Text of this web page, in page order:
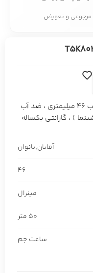
مرجوعی و تعویض
ساعت تایمکس دیجیتال ماراتون ، قاب 46 میلیمتری ، ضد آب
) ، گارانتی یکساله
آقایان,بانوان
46
مینرال
50 متر
ساعت جم